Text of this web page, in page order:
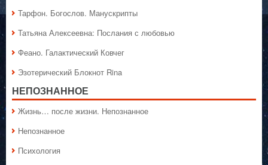
Тарфон. Богослов. Манускрипты
Татьяна Алексеевна: Послания с любовью
Феано. Галактический Ковчег
Эзотерический Блокнот Rina
НЕПОЗНАННОЕ
Жизнь… после жизни. Непознанное
Непознанное
Психология